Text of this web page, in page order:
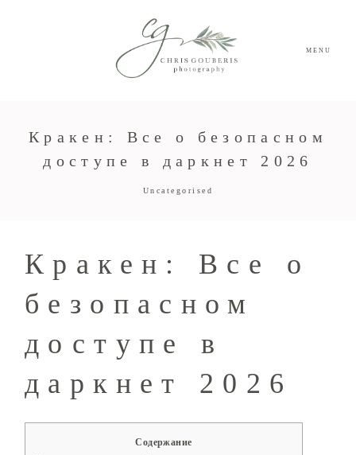
MENU
Кракен: Все о безопасном
доступе в даркнет 2026
Uncategorised
Кракен: Все о
безопасном
доступе в
даркнет 2026
Содержание